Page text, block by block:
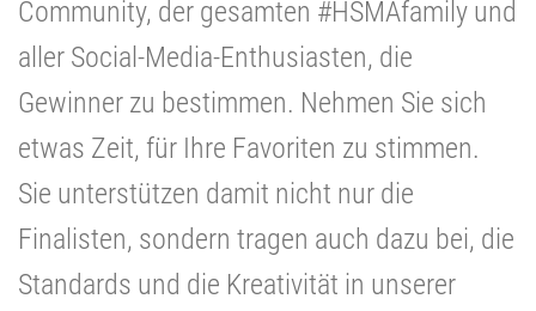
Community, der gesamten #HSMAfamily und
aller Social-Media-Enthusiasten, die
Gewinner zu bestimmen. Nehmen Sie sich
etwas Zeit, für Ihre Favoriten zu stimmen.
Sie unterstützen damit nicht nur die
Finalisten, sondern tragen auch dazu bei, die
Standards und die Kreativität in unserer